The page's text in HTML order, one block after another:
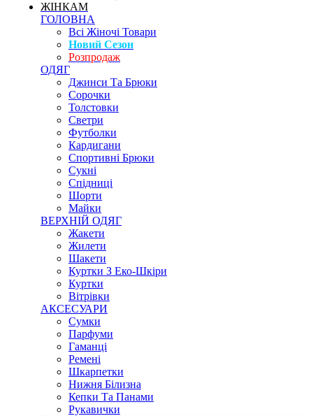
ЖІНКАМ
ГОЛОВНА
Всі Жіночі Товари
Новий Сезон
Розпродаж
ОДЯГ
Джинси Та Брюки
Сорочки
Толстовки
Светри
Футболки
Кардигани
Спортивні Брюки
Сукні
Спідниці
Шорти
Майки
ВЕРХНІЙ ОДЯГ
Жакети
Жилети
Шакети
Куртки З Еко-Шкіри
Куртки
Вітрівки
АКСЕСУАРИ
Сумки
Парфуми
Гаманці
Ремені
Шкарпетки
Нижня Білизна
Кепки Та Панами
Рукавички